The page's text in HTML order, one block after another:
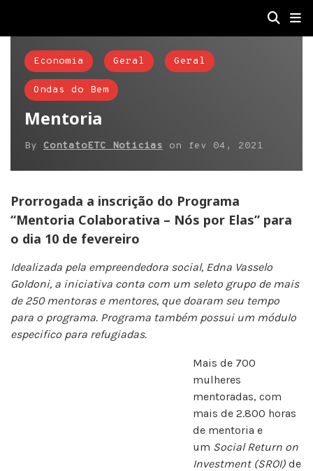
Economia Geral Geral
Ondas do Bem
Mentoria
By ContatoETC Noticias on fev 04, 2021
Prorrogada a inscrição do Programa
“Mentoria Colaborativa – Nós por Elas” para
o dia 10 de fevereiro
Idealizada pela empreendedora social, Edna Vasselo
Goldoni, a iniciativa conta com um seleto grupo de mais
de 250 mentoras e mentores, que doaram seu tempo
para o programa. Programa também possui um módulo
especifico para refugiadas.
Mais de 700
mulheres
mentoradas, com
mais de 2.800 horas
de mentoria e
um Social Return on
Investment (SROI) de